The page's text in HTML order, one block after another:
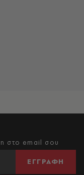
στο email σου
ΕΓΓΡΑΦΗ